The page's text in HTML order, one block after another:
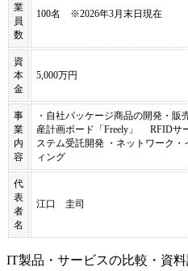
業
員
数
100名 ※2026年3月末日現在
資
本
金
5,000万円
事
業
内
容
・自社パッケージ商品の開発・
産計画ボード「Freely」 RFIDサ
ステム受託開発 ・ネットワーク
ィング
代
表
者
名
江口 圭司
IT製品・サービスの比較・資